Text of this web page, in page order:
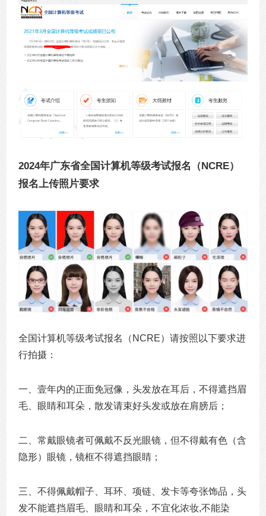
2024年广东省全国计算机等级考试报名（NCRE）
报名上传照片要求
全国计算机等级考试报名（NCRE）请按照以下要求进
行拍摄：
一、壹年内的正面免冠像，头发放在耳后，不得遮挡眉
毛、眼睛和耳朵，散发请束好头发或放在肩膀后；
二、常戴眼镜者可佩戴不反光眼镜，但不得戴有色（含
隐形）眼镜，镜框不得遮挡眼睛；
三、不得佩戴帽子、耳环、项链、发卡等夸张饰品，头
发不能遮挡眉毛、眼睛和耳朵，不宜化浓妆,不能染